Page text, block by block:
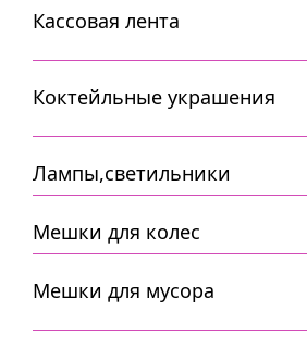
Кассовая лента
Коктейльные украшения
Лампы,светильники
Мешки для колес
Мешки для мусора